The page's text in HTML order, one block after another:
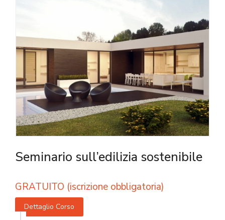
Seminario sull’edilizia sostenibile
GRATUITO (iscrizione obbligatoria)
Dettaglio Corso